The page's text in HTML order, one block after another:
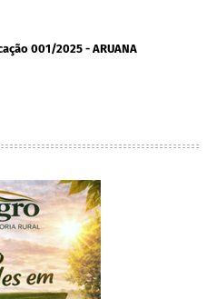
001/2025 - ARUANA